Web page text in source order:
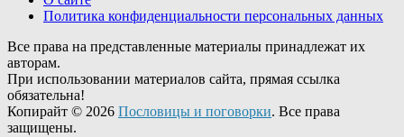
Политика конфиденциальности персональных данных
Все права на представленные материалы принадлежат их
авторам.
При использовании материалов сайта, прямая ссылка
обязательна!
Копирайт © 2026 Пословицы и поговорки. Все права
защищены.